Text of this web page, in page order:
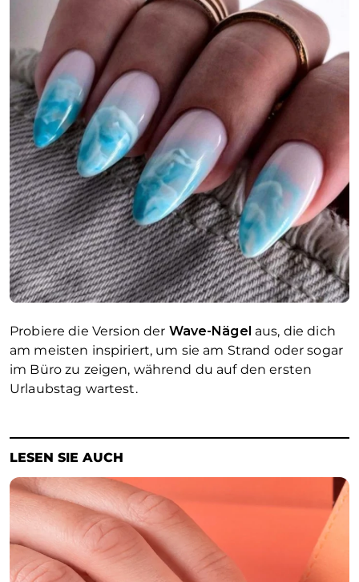
Probiere die Version der Wave-Nägel aus, die dich
am meisten inspiriert, um sie am Strand oder sogar
im Büro zu zeigen, während du auf den ersten
Urlaubstag wartest.
LESEN SIE AUCH